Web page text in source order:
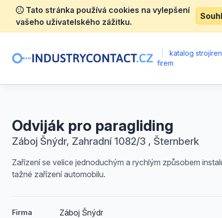
Tato stránka používá cookies na vylepšení
vašeho uživatelského zážitku.
katalog
firem
Odviják pro paragliding
Záboj Šnýdr, Zahradní 1082/3 , Šternberk
Zařízení se velice jednoduchým a rychlým způsobem
tažné zařízení automobilu.
Firma Záboj Šnýdr